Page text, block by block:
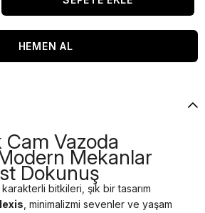
Cam Vazoda
Mekanlar
Dokunuş
bitkileri, şık bir tasarım
, minimalizmi sevenler ve yaşam